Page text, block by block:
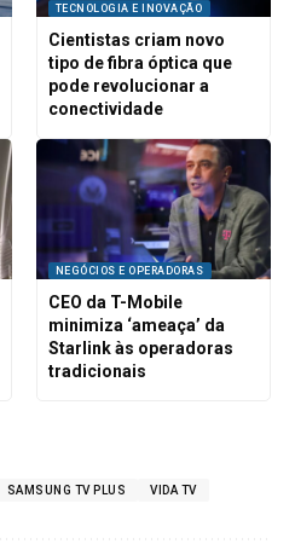
TECNOLOGIA E INOVAÇÃO
Cientistas criam novo
tipo de fibra óptica que
pode revolucionar a
conectividade
NEGÓCIOS E OPERADORAS
CEO da T-Mobile
minimiza ‘ameaça’ da
Starlink às operadoras
tradicionais
SAMSUNG TV PLUS VIDA TV